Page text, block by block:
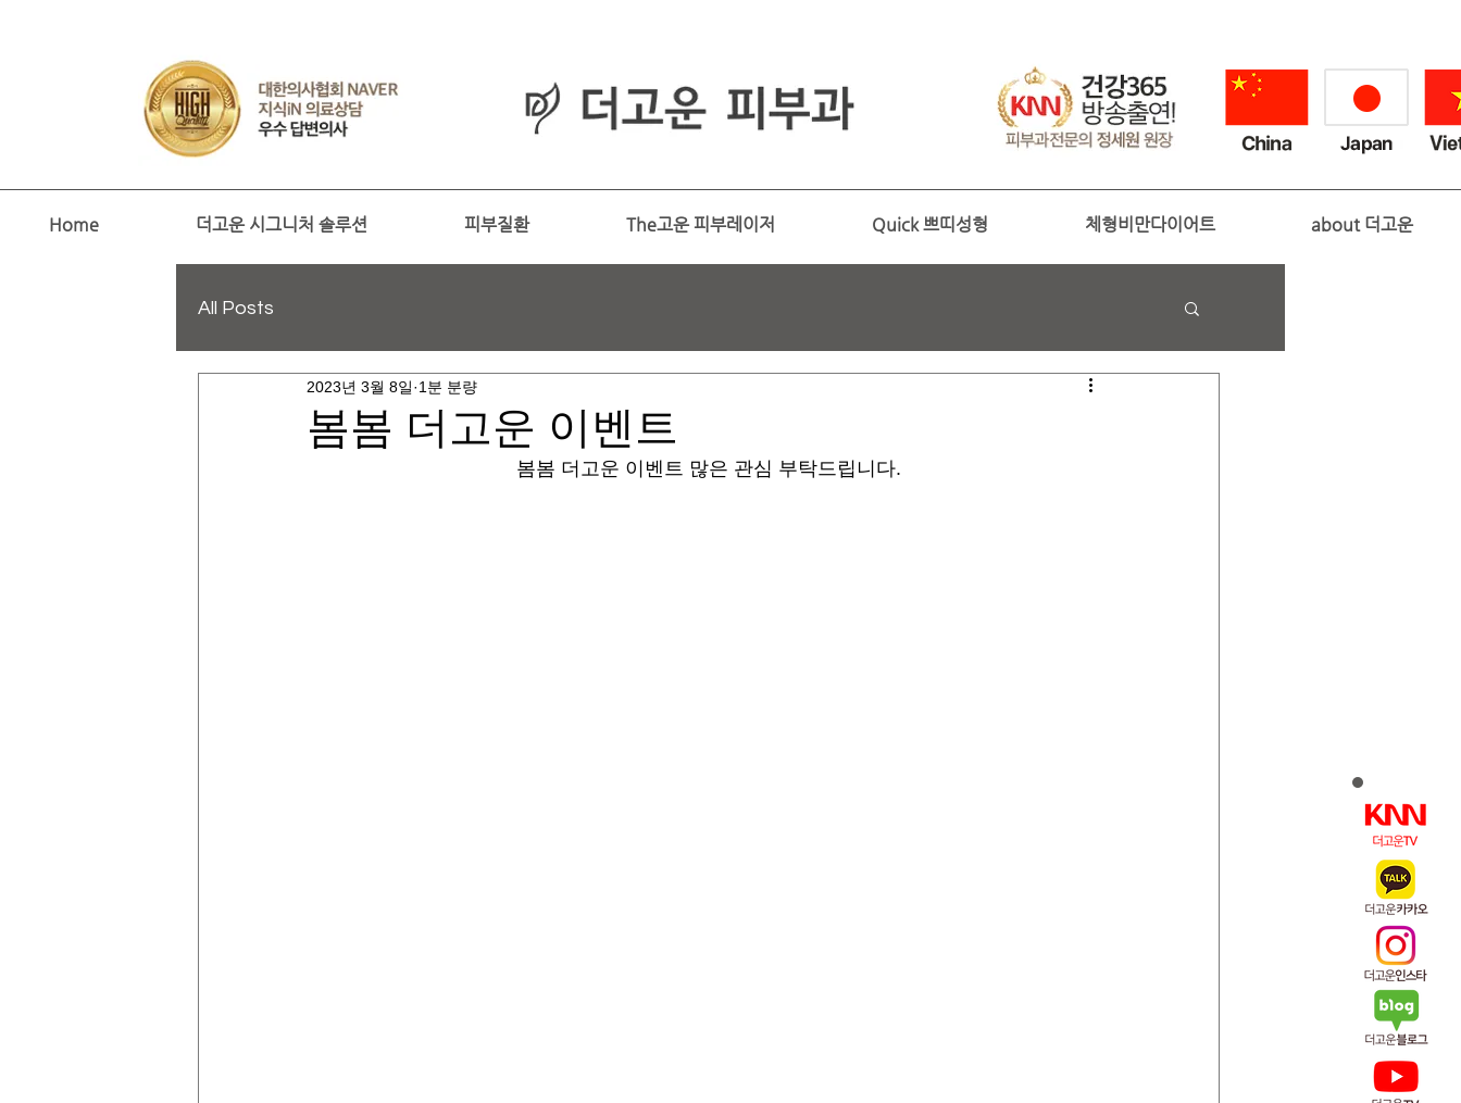
Home 더고운 시그니처 솔루션 피부질환 The고운 피부레이저 Quick 쁘띠성형 체형비만다이어트 about 더고운
All Posts
봄봄 더고운 이벤트
2023년 3월 8일 1분 분량
봄봄 더고운 이벤트 많은 관심 부탁드립니다.